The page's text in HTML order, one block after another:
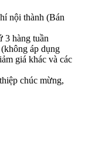
nội thành (Bán
3 hàng tuần
áp dụng
giá khác và các
chúc mừng,